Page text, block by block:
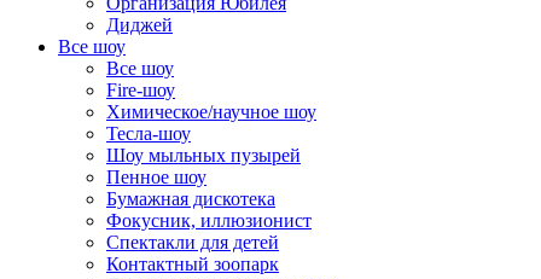
Диджей
Все шоу
Все шоу
Fire-шоу
Химическое/научное шоу
Тесла-шоу
Шоу мыльных пузырей
Пенное шоу
Бумажная дискотека
Фокусник, иллюзионист
Спектакли для детей
Контактный зоопарк